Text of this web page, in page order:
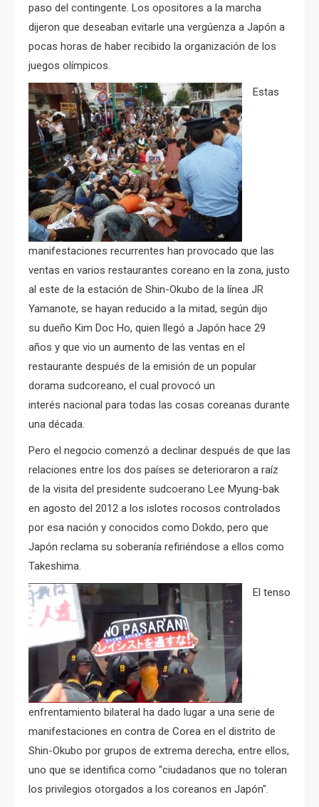
paso del contingente. Los opositores a la marcha
dijeron que deseaban evitarle una vergúenza a Japón a
pocas horas de haber recibido la organización de los
juegos olímpicos.
Estas
manifestaciones recurrentes han provocado que las
ventas en varios restaurantes coreano en la zona, justo
al este de la estación de Shin-Okubo de la línea JR
Yamanote, se hayan reducido a la mitad, según dijo
su dueño Kim Doc Ho, quien llegó a Japón hace 29
años y que vio un aumento de las ventas en el
restaurante después de la emisión de un popular
dorama sudcoreano, el cual provocó un
interés nacional para todas las cosas coreanas durante
una década.
Pero el negocio comenzó a declinar después de que las
relaciones entre los dos países se deterioraron a raíz
de la visita del presidente sudcoerano Lee Myung-bak
en agosto del 2012 a los islotes rocosos controlados
por esa nación y conocidos como Dokdo, pero que
Japón reclama su soberanía refiriéndose a ellos como
Takeshima.
El tenso
enfrentamiento bilateral ha dado lugar a una serie de
manifestaciones en contra de Corea en el distrito de
Shin-Okubo por grupos de extrema derecha, entre ellos,
uno que se identifica como "ciudadanos que no toleran
los privilegios otorgados a los coreanos en Japón".